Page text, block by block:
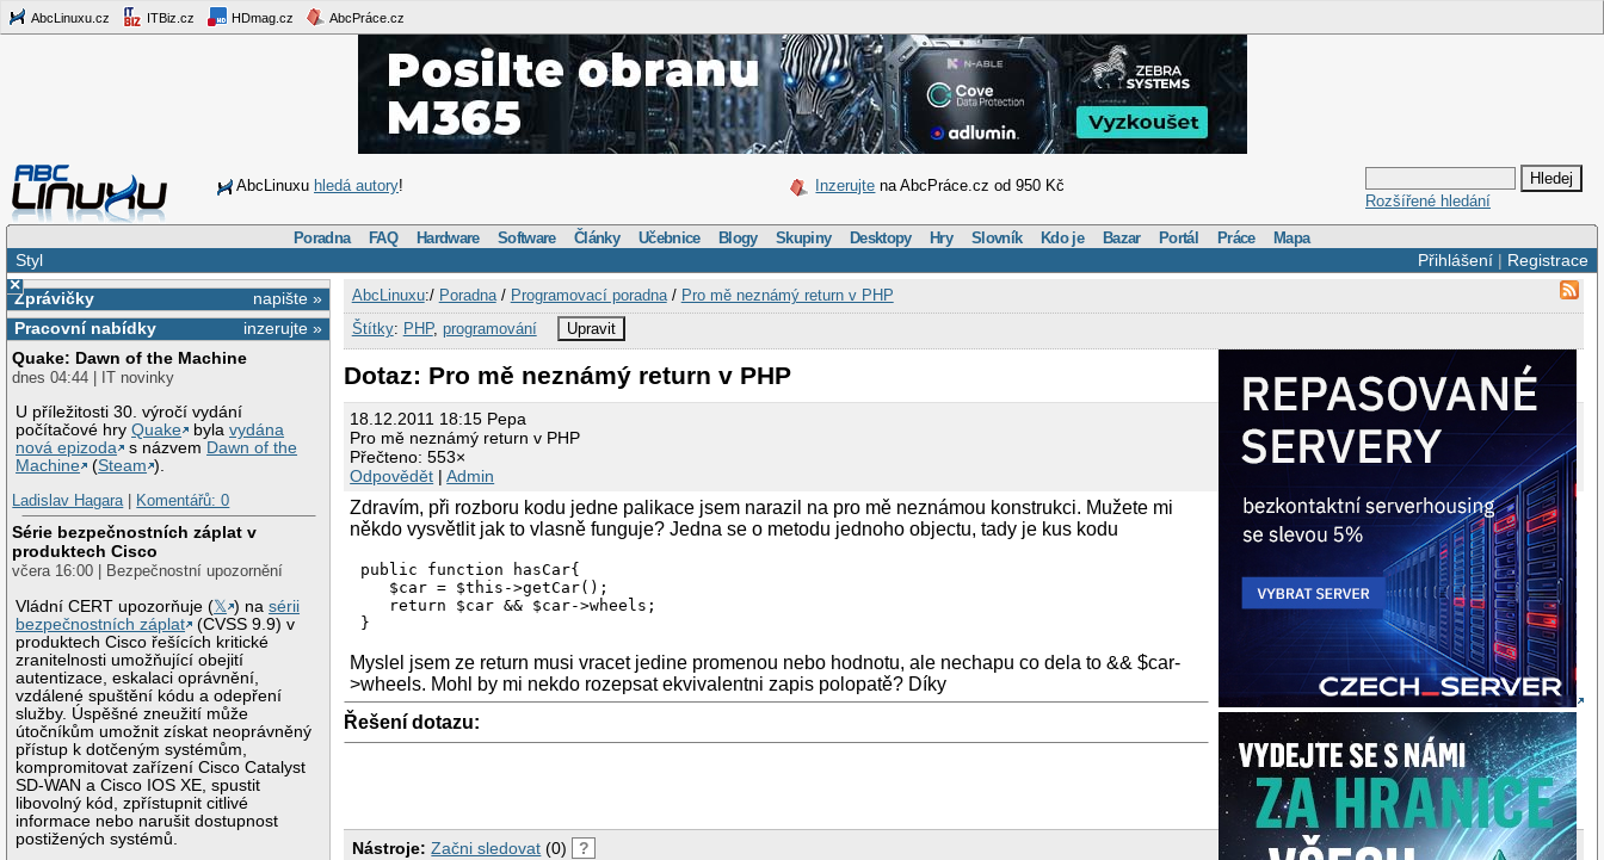
AbcLinuxu.cz ITBiz.cz HDmag.cz AbcPráce.cz
AbcLinuxu hledá autory! Inzerujte na AbcPráce.cz od 950 Kč
Rozšířené hledání
Poradna FAQ Hardware Software Články Učebnice Blogy Skupiny Desktopy Hry Slovník Kdo je Bazar Portál Práce Mapa
Přihlášení| Registrace
Styl
×
napište »
Zprávičky
inzerujte »
Pracovní nabídky
Quake: Dawn of the Machine
dnes 04:44 | IT novinky
U příležitosti 30. výročí vydání
počítačové hryQuake bylavydána
nová epizoda
s názvem Dawn of the
Machine
(Steam ).
Ladislav Hagara| Komentářů: 0
Série bezpečnostních záplat v
produktech Cisco
včera 16:00 | Bezpečnostní upozornění
Vládní CERT upozorňuje (𝕏 ) nasérii
bezpečnostních záplat
(CVSS 9.9) v
produktech Cisco řešících kritické
zranitelnosti umožňující obejití
autentizace, eskalaci oprávnění,
vzdálené spuštění kódu a odepření
služby. Úspěšné zneužití může
útočníkům umožnit získat neoprávněný
přístup k dotčeným systémům,
kompromitovat zařízení Cisco Catalyst
SD-WAN a Cisco IOS XE, spustit
libovolný kód, zpřístupnit citlivé
informace nebo narušit dostupnost
postižených systémů.
AbcLinuxu:/ Poradna/ Programovací poradna/ Pro mě neznámý return v PHP
Štítky: PHP, programování Upravit
Dotaz: Pro mě neznámý return v PHP
18.12.2011 18:15 Pepa
Pro mě neznámý return v PHP
Přečteno: 553×
Odpovědět |Admin
Zdravím, při rozboru kodu jedne palikace jsem narazil na pro mě neznámou konstrukci. Mužete mi
někdo vysvětlit jak to vlasně funguje? Jedna se o metodu jednoho objectu, tady je kus kodu
public function hasCar{
   $car = $this->getCar();
   return $car && $car->wheels;
Myslel jsem ze return musi vracet jedine promenou nebo hodnotu, ale nechapu co dela to && $car-
>wheels. Mohl by mi nekdo rozepsat ekvivalentni zapis polopatě? Díky
Řešení dotazu:
Nástroje: Začni sledovat (0) ?